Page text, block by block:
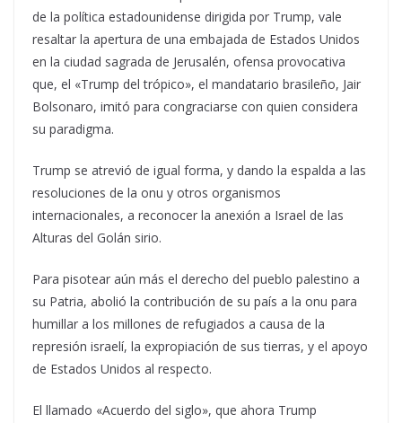
de la política estadounidense dirigida por Trump, vale
resaltar la apertura de una embajada de Estados Unidos
en la ciudad sagrada de Jerusalén, ofensa provocativa
que, el «Trump del trópico», el mandatario brasileño, Jair
Bolsonaro, imitó para congraciarse con quien considera
su paradigma.
Trump se atrevió de igual forma, y dando la espalda a las
resoluciones de la onu y otros organismos
internacionales, a reconocer la anexión a Israel de las
Alturas del Golán sirio.
Para pisotear aún más el derecho del pueblo palestino a
su Patria, abolió la contribución de su país a la onu para
humillar a los millones de refugiados a causa de la
represión israelí, la expropiación de sus tierras, y el apoyo
de Estados Unidos al respecto.
El llamado «Acuerdo del siglo», que ahora Trump